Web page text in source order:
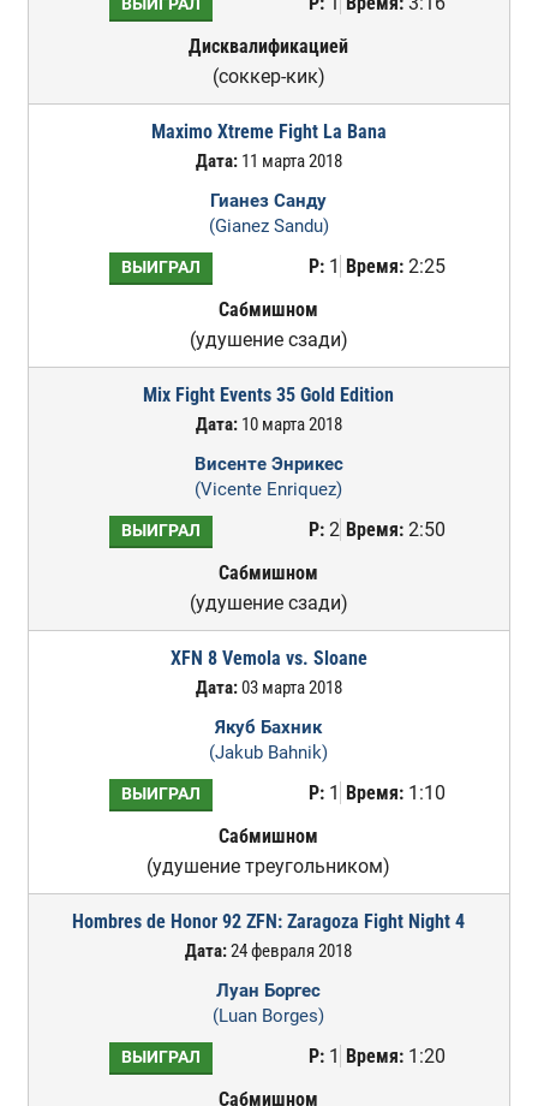
ВЫИГРАЛ
Дисквалификацией
(соккер-кик)
Maximo Xtreme Fight La Bana
Дата:11 марта 2018
Гианез Санду
(Gianez Sandu)
ВЫИГРАЛ Р:1 Время:2:25
Сабмишном
(удушение сзади)
Mix Fight Events 35 Gold Edition
Дата:10 марта 2018
Висенте Энрикес
(Vicente Enriquez)
ВЫИГРАЛ Р:2 Время:2:50
Сабмишном
(удушение сзади)
XFN 8 Vemola vs. Sloane
Дата:03 марта 2018
Якуб Бахник
(Jakub Bahnik)
ВЫИГРАЛ Р:1 Время:1:10
Сабмишном
(удушение треугольником)
Hombres de Honor 92 ZFN: Zaragoza Fight Night 4
Дата:24 февраля 2018
Луан Боргес
(Luan Borges)
ВЫИГРАЛ Р:1 Время:1:20
Сабмишном